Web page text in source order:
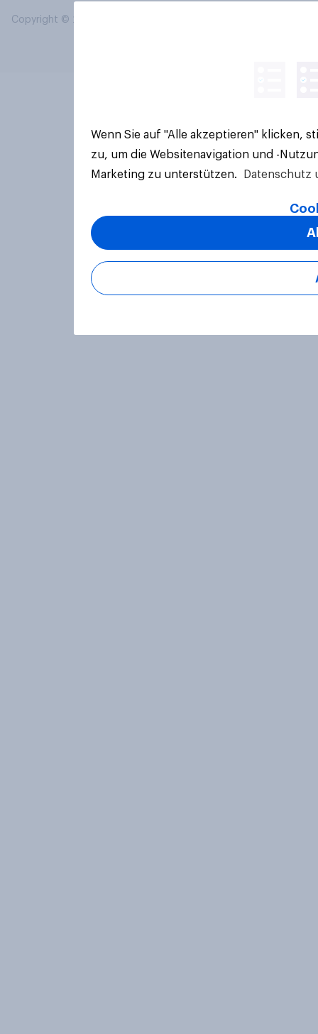
Copyright © 2026 YouGov PLC. Alle Rechte vorbehalten.
Wenn Sie auf "Alle akzeptieren" klicken,
zu, um die Websitenavigation und -
Marketing zu unterstützen.
Datenschutz